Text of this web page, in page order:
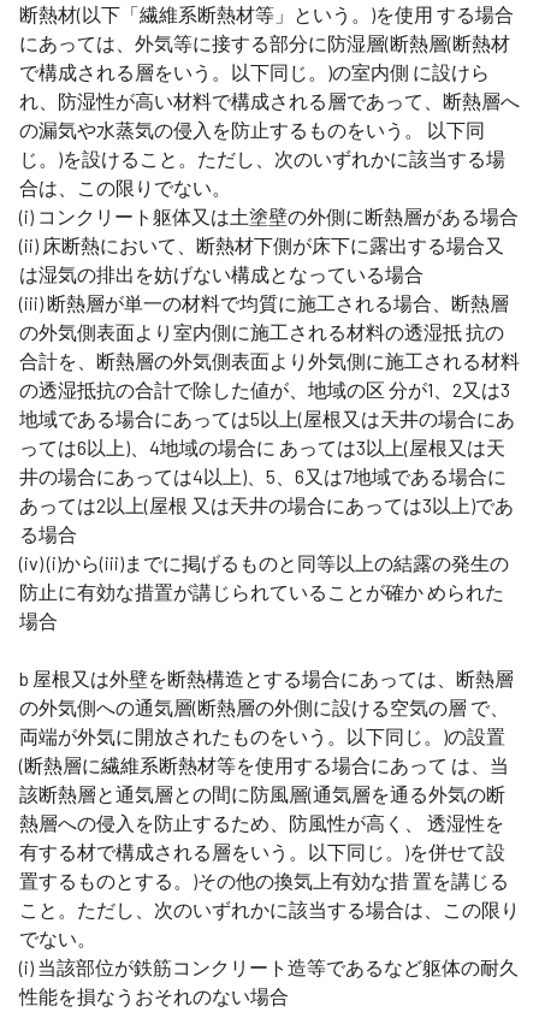
断熱材(以下「繊維系断熱材等」という。)を使用 する場合
にあっては、外気等に接する部分に防湿層(断熱層(断熱材
で構成される層をいう。以下同じ。)の室内側 に設けら
れ、防湿性が高い材料で構成される層であって、断熱層へ
の漏気や水蒸気の侵入を防止するものをいう。 以下同
じ。)を設けること。ただし、次のいずれかに該当する場
合は、この限りでない。
(i) コンクリート躯体又は土塗壁の外側に断熱層がある場合
(ii) 床断熱において、断熱材下側が床下に露出する場合又
は湿気の排出を妨げない構成となっている場合
(iii) 断熱層が単一の材料で均質に施工される場合、断熱層
の外気側表面より室内側に施工される材料の透湿抵 抗の
合計を、断熱層の外気側表面より外気側に施工される材料
の透湿抵抗の合計で除した値が、地域の区 分が1、2又は3
地域である場合にあっては5以上(屋根又は天井の場合にあ
っては6以上)、4地域の場合に あっては3以上(屋根又は天
井の場合にあっては4以上)、5、6又は7地域である場合に
あっては2以上(屋根 又は天井の場合にあっては3以上)であ
る場合
(iv) (i)から(iii)までに掲げるものと同等以上の結露の発生の
防止に有効な措置が講じられていることが確か められた
場合
b 屋根又は外壁を断熱構造とする場合にあっては、断熱層
の外気側への通気層(断熱層の外側に設ける空気の層 で、
両端が外気に開放されたものをいう。以下同じ。)の設置
(断熱層に繊維系断熱材等を使用する場合にあって は、当
該断熱層と通気層との間に防風層(通気層を通る外気の断
熱層への侵入を防止するため、防風性が高く、 透湿性を
有する材で構成される層をいう。以下同じ。)を併せて設
置するものとする。)その他の換気上有効な措 置を講じる
こと。ただし、次のいずれかに該当する場合は、この限り
でない。
(i) 当該部位が鉄筋コンクリート造等であるなど躯体の耐久
性能を損なうおそれのない場合